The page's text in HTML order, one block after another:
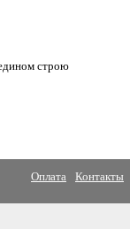
строю
Оплата Контакты